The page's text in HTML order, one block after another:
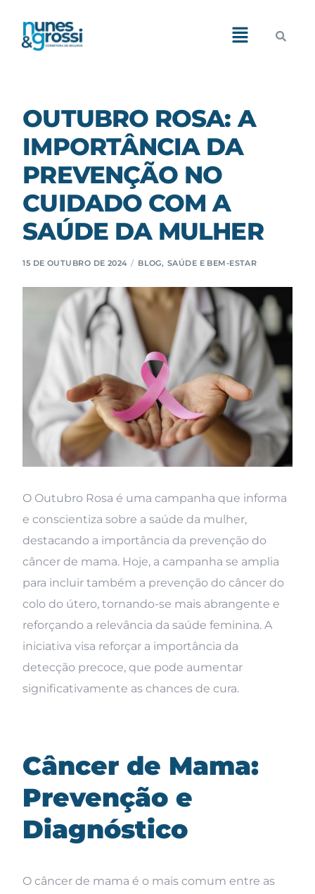
OUTUBRO ROSA: A
IMPORTÂNCIA DA
PREVENÇÃO NO
CUIDADO COM A
SAÚDE DA MULHER
15 DE OUTUBRO DE 2024 BLOG, SAÚDE E BEM-ESTAR
O Outubro Rosa é uma campanha que informa
e conscientiza sobre a saúde da mulher,
destacando a importância da prevenção do
câncer de mama. Hoje, a campanha se amplia
para incluir também a prevenção do câncer do
colo do útero, tornando-se mais abrangente e
reforçando a relevância da saúde feminina. A
iniciativa visa reforçar a importância da
detecção precoce, que pode aumentar
significativamente as chances de cura.
Câncer de Mama:
Prevenção e
Diagnóstico
O câncer de mama é o mais comum entre as
Pages
Features
Blog
Portfolio